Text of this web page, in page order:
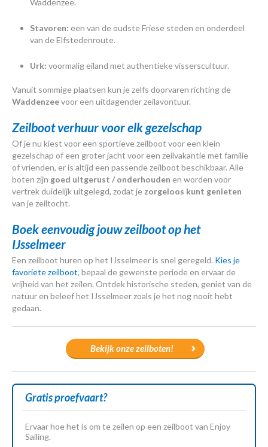
Waddenzee.
Stavoren: een van de oudste Friese steden en onderdeel
van de Elfstedenroute.
Urk: voormalig eiland met authentieke visserscultuur.
Vanuit sommige plaatsen kun je zelfs doorvaren richting de
Waddenzeevoor een uitdagender zeilavontuur.
Zeilboot verhuur voor elk gezelschap
Of je nu kiest voor een sportieve zeilboot voor een klein
gezelschap of een groter jacht voor een zeilvakantie met familie
of vrienden, er is altijd een passende zeilboot beschikbaar. Alle
boten zijn goed uitgerust / onderhouden en worden voor
vertrek duidelijk uitgelegd, zodat je zorgeloos kunt genieten
van je zeiltocht.
Boek eenvoudig jouw zeilboot op het
IJsselmeer
Een zeilboot huren op het IJsselmeer is snel geregeld. Kies je
favoriete zeilboot, bepaal de gewenste periode en ervaar de
vrijheid van het zeilen. Ontdek historische steden, geniet van de
natuur en beleef het IJsselmeer zoals je het nog nooit hebt
gedaan.
Bekijk onze zeilboten!
Gratis proefvaart?
Ervaar hoe het is om te zeilen op een zeilboot van Enjoy
Sailing.